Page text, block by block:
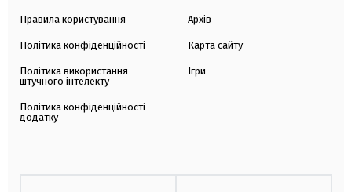
Правила користування
Політика конфіденційності
Політика використання
штучного інтелекту
Політика конфіденційності
додатку
Архів
Карта сайту
Ігри